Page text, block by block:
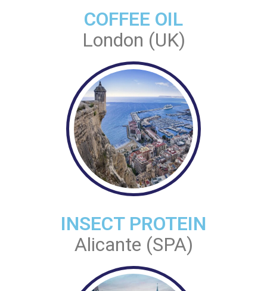
COFFEE OIL
London (UK)
INSECT PROTEIN
Alicante (SPA)